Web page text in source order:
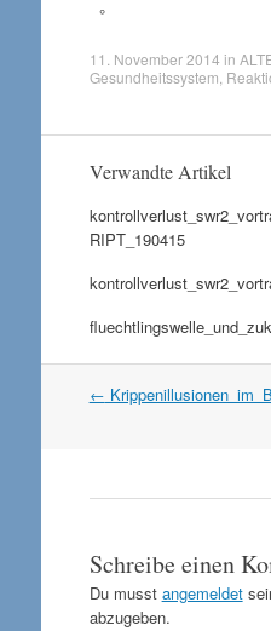
°
11. November 2014 in
Gesundheitssystem
Verwandte Artikel
RIPT_190415
Artikel
←
Schreibe einen
Du musst angemeldet
abzugeben.